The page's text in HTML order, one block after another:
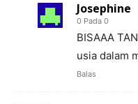
Josephine
0 Pada 0
BISAAA
usia dalam
Balas